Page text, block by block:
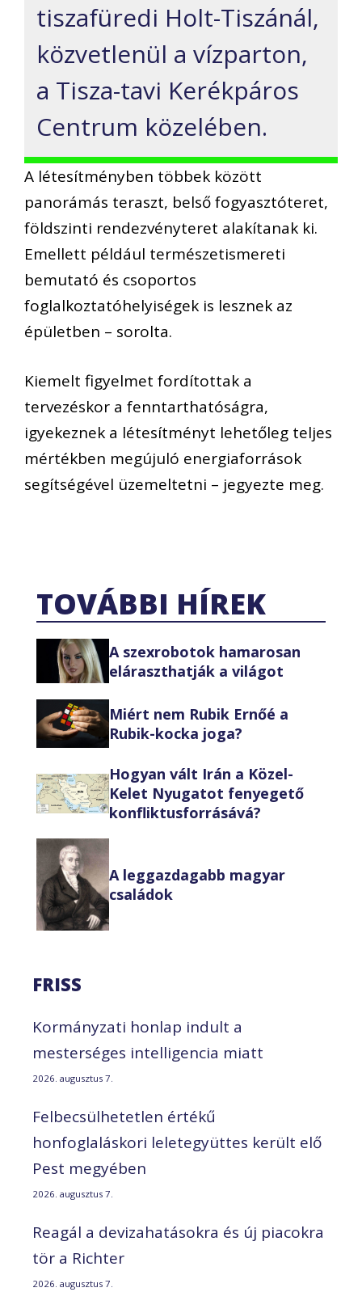
tiszafüredi Holt-Tiszánál,
közvetlenül a vízparton,
a Tisza-tavi Kerékpáros
Centrum közelében.
A létesítményben többek között
panorámás teraszt, belső fogyasztóteret,
földszinti rendezvényteret alakítanak ki.
Emellett például természetismereti
bemutató és csoportos
foglalkoztatóhelyiségek is lesznek az
épületben – sorolta.
Kiemelt figyelmet fordítottak a
tervezéskor a fenntarthatóságra,
igyekeznek a létesítményt lehetőleg teljes
mértékben megújuló energiaforrások
segítségével üzemeltetni – jegyezte meg.
TOVÁBBI HÍREK
A szexrobotok hamarosan
eláraszthatják a világot
Miért nem Rubik Ernőé a
Rubik-kocka joga?
Hogyan vált Irán a Közel-
Kelet Nyugatot fenyegető
konfliktusforrásává?
A leggazdagabb magyar
családok
FRISS
Kormányzati honlap indult a
mesterséges intelligencia miatt
2026. augusztus 7.
Felbecsülhetetlen értékű
honfoglaláskori leletegyüttes került elő
Pest megyében
2026. augusztus 7.
Reagál a devizahatásokra és új piacokra
tör a Richter
2026. augusztus 7.